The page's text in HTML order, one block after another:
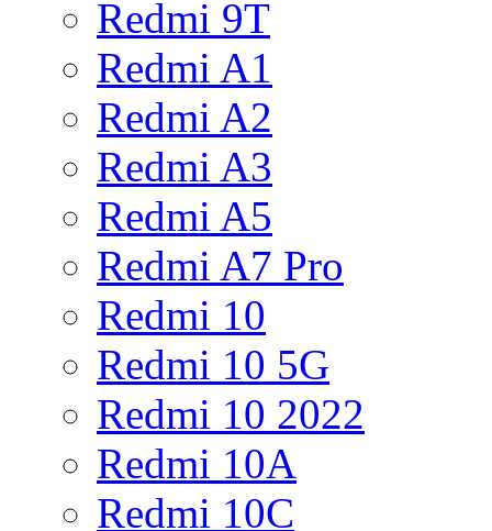
Redmi 9T
Redmi A1
Redmi A2
Redmi A3
Redmi A5
Redmi A7 Pro
Redmi 10
Redmi 10 5G
Redmi 10 2022
Redmi 10A
Redmi 10C